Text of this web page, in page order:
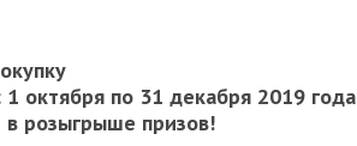
1 октября по 31 декабря 2019 года
в розыгрыше призов!